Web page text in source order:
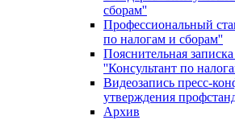
сборам''
Профессиональный
по налогам и сборам''
Пояснительная
''Консультант по
Видеозапись пресс-
утверждения
Архив